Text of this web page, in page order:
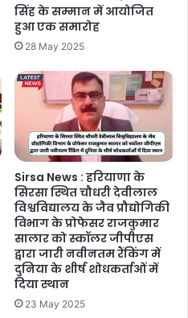
सिंह के सम्मान में आयोजित
हुआ एक समारोह
28 May 2025
Sirsa News : हरियाणा के
सिरसा स्थित चौधरी देवीलाल
विश्वविद्यालय के जैव प्रौद्योगिकी
विभाग के प्रोफेसर राजकुमार
सालार को स्कॉलर जीपीएस
द्वारा जारी नवीनतम रैंकिंग में
दुनिया के शीर्ष शोधकर्ताओं में
दिया स्थान
23 May 2025